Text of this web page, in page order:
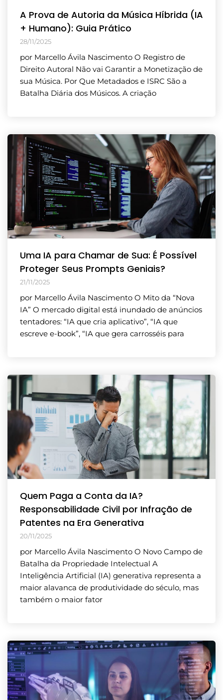
A Prova de Autoria da Música Híbrida (IA
+ Humano): Guia Prático
28/11/2025
por Marcello Ávila Nascimento O Registro de
Direito Autoral Não vai Garantir a Monetização de
sua Música. Por Que Metadados e ISRC São a
Batalha Diária dos Músicos. A criação
Uma IA para Chamar de Sua: É Possível
Proteger Seus Prompts Geniais?
21/11/2025
por Marcello Ávila Nascimento O Mito da “Nova
IA” O mercado digital está inundado de anúncios
tentadores: “IA que cria aplicativo”, “IA que
escreve e-book”, “IA que gera carrosséis para
Quem Paga a Conta da IA?
Responsabilidade Civil por Infração de
Patentes na Era Generativa
20/11/2025
por Marcello Ávila Nascimento O Novo Campo de
Batalha da Propriedade Intelectual A
Inteligência Artificial (IA) generativa representa a
maior alavanca de produtividade do século, mas
também o maior fator